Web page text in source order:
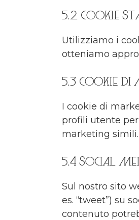
5.2 Cookie
Utilizziamo i
otteniamo
5.3 Cookie
I cookie di
profili utente
marketing simili.
5.4 Social
Sul nostro sito
es. “tweet”) su
contenuto